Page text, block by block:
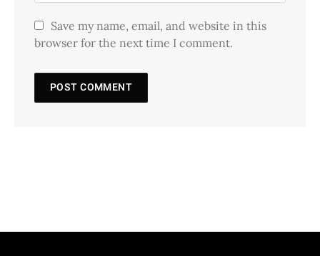
Save my name, email, and website in this
browser for the next time I comment.